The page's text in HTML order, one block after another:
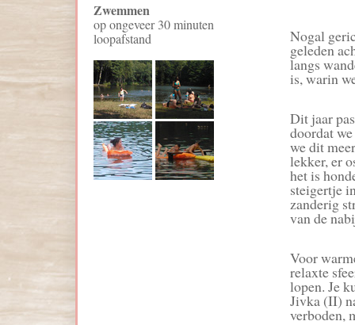
Zwemmen
op ongeveer 30 minuten
loopafstand
Nogal
geleden
langs
is, warin
Dit jaar
doordat
we dit
lekker, er
het is
steigertje
zanderig
van de
Voor
relaxte
lopen. Je
Jivka (II)
verboden,